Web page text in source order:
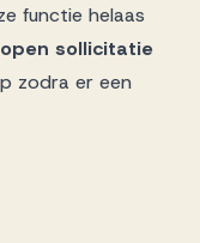
functie helaas
open sollicitatie
zodra er een